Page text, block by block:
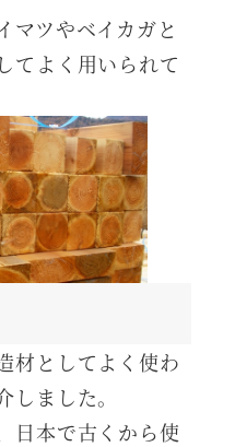
マツやベイカガと
てよく用いられて
材としてよく使わ
ました。
日本で古くから使